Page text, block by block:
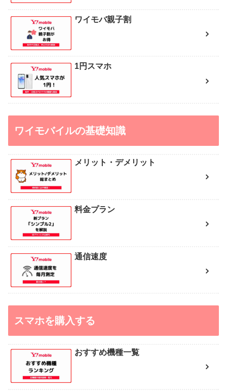
ワイモバ親子割
1円スマホ
ワイモバイルの基礎知識
メリット・デメリット
料金プラン
通信速度
スマホを購入する
おすすめ機種一覧